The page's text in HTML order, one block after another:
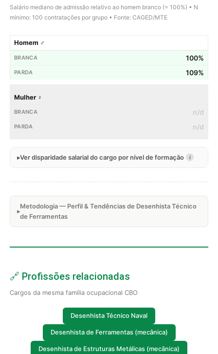
Salário mediano de admissão relativo ao homem branco (= 100%) • N
mínimo: 100 contratações por grupo • Fonte: CAGED/MTE
Homem ♂
100%
109%
Mulher ♀
n/d
n/d
Ver disparidade salarial do cargo por nível de formação i
Metodologia — Perfil & Tendências de Desenhista Técnico
de Ferramentas
🔗 Profissões relacionadas
Cargos da mesma família ocupacional CBO
Desenhista Técnico Naval
Desenhista de Ferramentas (mecânica)
Desenhista de Estruturas Metálicas (mecânica)